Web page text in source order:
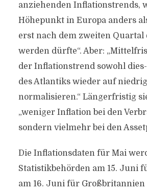
anziehenden Inflationstrends,
Höhepunkt in Europa anders
erst nach dem zweiten
werden dürfte“. Aber:
der Inflationstrend sowohl
des Atlantiks wieder auf
normalisieren.“ Längerfristig
„weniger Inflation bei den
sondern vielmehr bei den
Die Inflationsdaten für Mai
Statistikbehörden am 15. Juni
am 16. Juni für Großbritannien